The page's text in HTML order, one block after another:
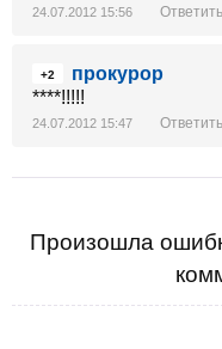
24.07.2012 15:56 Ответить
+2
прокурор
****!!!!!
24.07.2012 15:47 Ответить
Произошла